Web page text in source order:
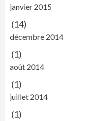
janvier 2015
(14)
décembre 2014
(1)
août 2014
(1)
juillet 2014
(1)